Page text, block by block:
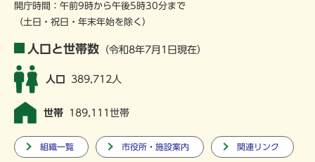
開庁時間：午前9時から午後5時30分まで
（土日・祝日・年末年始を除く）
人口と世帯数 （令和8年7月1日現在）
人口 389,712人
世帯 189,111世帯
組織一覧 市役所・施設案内 関連リンク